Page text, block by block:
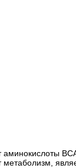
аминокислоты